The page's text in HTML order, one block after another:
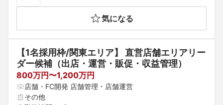
気になる
【1名採用枠/関東エリア】 直営店舗エリアリー
ダー候補（出店・運営・販促・収益管理）
800万円〜1,200万円
店舗・FC開発 店舗管理・店舗運営
その他